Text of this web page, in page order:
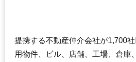
提携する不動産仲介会社が1,700
用物件、ビル、店舗、工場、倉庫